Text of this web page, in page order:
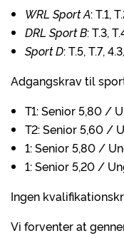
WRL Sport A: T.1,
DRL Sport B: T.3,
Sport D: T.5, T.7,
Adgangskrav til
T1: Senior 5,80 /
T2: Senior 5,60 /
1: Senior 5,80 /
1: Senior 5,20 /
Ingen
Vi forventer at